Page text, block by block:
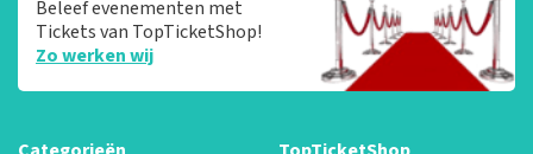
Beleef evenementen met
Tickets van TopTicketShop!
Zo werken wij